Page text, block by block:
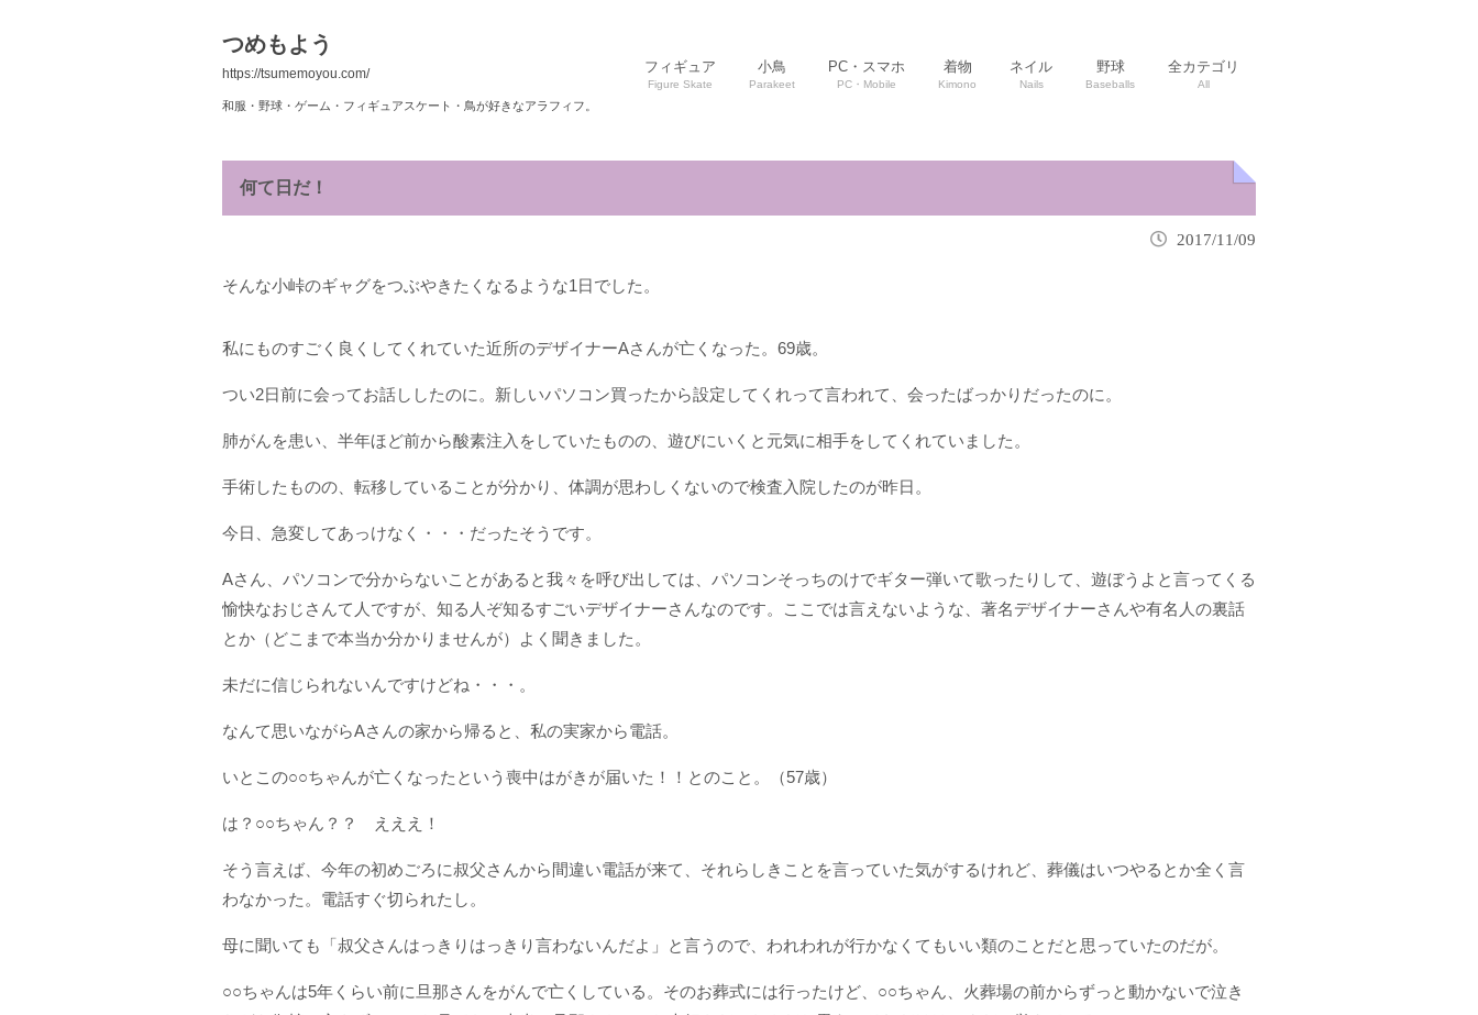
つめもよう
https://tsumemoyou.com/
和服・野球・ゲーム・フィギュアスケート・鳥が好きなアラフィフ。
フィギュア
Figure Skate
小鳥
Parakeet
PC・スマホ
PC・Mobile
着物
Kimono
ネイル
Nails
野球
Baseballs
全カテゴリ
All
何て日だ！
2017/11/09
そんな小峠のギャグをつぶやきたくなるような1日でした。
私にものすごく良くしてくれていた近所のデザイナーAさんが亡くなった。69歳。
つい2日前に会ってお話ししたのに。新しいパソコン買ったから設定してくれって言われて、会ったばっかりだったのに。
肺がんを患い、半年ほど前から酸素注入をしていたものの、遊びにいくと元気に相手をしてくれていました。
手術したものの、転移していることが分かり、体調が思わしくないので検査入院したのが昨日。
今日、急変してあっけなく・・・だったそうです。
Aさん、パソコンで分からないことがあると我々を呼び出しては、パソコンそっちのけでギター弾いて歌ったりして、遊ぼうよと言ってくる
愉快なおじさんて人ですが、知る人ぞ知るすごいデザイナーさんなのです。ここでは言えないような、著名デザイナーさんや有名人の裏話
とか（どこまで本当か分かりませんが）よく聞きました。
未だに信じられないんですけどね・・・。
なんて思いながらAさんの家から帰ると、私の実家から電話。
いとこの○○ちゃんが亡くなったという喪中はがきが届いた！！とのこと。（57歳）
は？○○ちゃん？？ えええ！
そう言えば、今年の初めごろに叔父さんから間違い電話が来て、それらしきことを言っていた気がするけれど、葬儀はいつやるとか全く言
わなかった。電話すぐ切られたし。
母に聞いても「叔父さんはっきりはっきり言わないんだよ」と言うので、われわれが行かなくてもいい類のことだと思っていたのだが。
○○ちゃんは5年くらい前に旦那さんをがんで亡くしている。そのお葬式には行ったけど、○○ちゃん、火葬場の前からずっと動かないで泣き